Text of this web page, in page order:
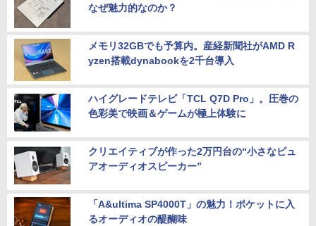
なぜ魅力的なのか？
メモリ32GBでも予算内。産経新聞社がAMD R
yzen搭載dynabookを2千台導入
ハイグレードテレビ「TCL Q7D Pro」。圧巻の
色彩美で映画＆ゲームが極上体験に
クリエイティブが作った2万円台の“小さなピュ
アオーディオスピーカー”
「A&ultima SP4000T」の魅力！ポケットに入
るオーディオの醍醐味